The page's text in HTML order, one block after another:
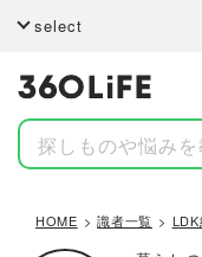
select
HOME 識者一覧